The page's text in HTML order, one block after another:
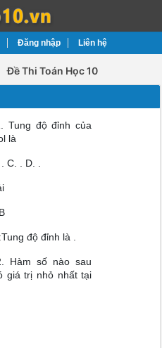
Đăng nhập Liên hệ
Đề Thi Toán Học 10
Tung độ đỉnh của
là
C. . D. .
độ đỉnh là .
Hàm số nào sau
giá trị nhỏ nhất tại